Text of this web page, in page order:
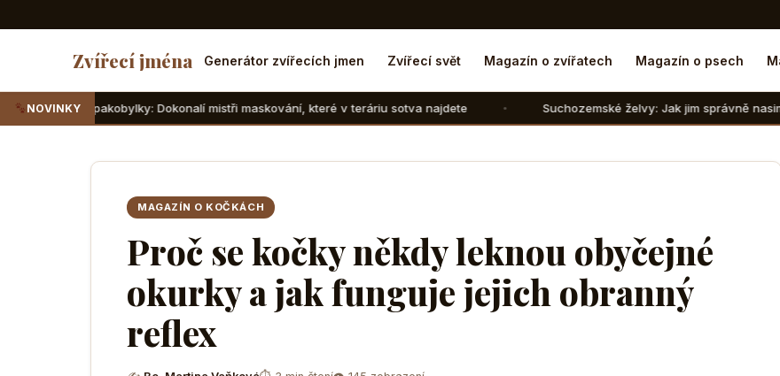
Zvířecí jména Generátor zvířecích jmen Zvířecí svět Magazín o zvířatech Magazín o psech
NOVINKYDokonalí mistři maskování, které v teráriu sotva najdete Suchozemské želvy: Jak jim správně nasimulovat zimní
MAGAZÍN O KOČKÁCH
Proč se kočky někdy leknou obyčejné
okurky a jak funguje jejich obranný
reflex